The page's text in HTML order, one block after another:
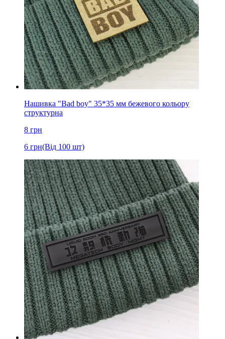
Нашивка "Bad boy" 35*35 мм бежевого кольору
структурна
8 грн
6 грн(Від 100 шт)